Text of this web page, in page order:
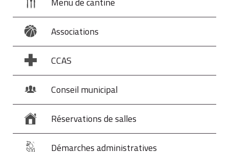
Associations
CCAS
Conseil municipal
Réservations de salles
Démarches administratives